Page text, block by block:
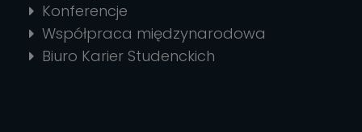
Konferencje
Współpraca międzynarodowa
Biuro Karier Studenckich